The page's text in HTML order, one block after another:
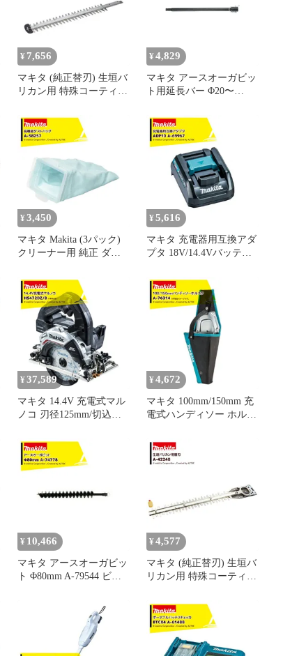
¥ 7,656
マキタ (純正替刃) 生垣バ
リカン用 特殊コーティン
刃 A-70708
¥ 4,829
マキタ アースオーガビッ
ト用延長バー Φ20〜
540mm ビット用品標準付
属
¥ 3,450
マキタ Makita (3パック)
クリーナー用 純正 ダス
ダストパック 交換用 消
耗品 ごみパックA-58257
¥ 5,616
マキタ 充電器用互換アダ
プタ 18V/14.4Vバッテリ
ッテリは別売です。
¥ 37,589
マキタ 14.4V 充電式マル
ノコ 刃径125mm/切込
リ・充電器・ケース別売
HS472DZ
¥ 4,672
マキタ 100mm/150mm 充
電式ハンディソー ホルス
イプ
¥ 10,466
マキタ アースオーガビッ
ト Φ80mm A-79544 ビッ
¥ 4,577
マキタ (純正替刃) 生垣バ
リカン用 特殊コーティン
刃 A-42248